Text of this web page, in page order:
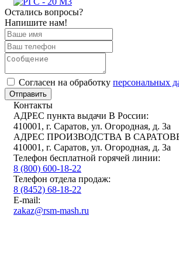
Остались вопросы?
Напишите нам!
Cогласен на обработку персональных
Отправить
Контакты
АДРЕС пункта выдачи В России:
410001, г. Саратов, ул. Огородная, д. 3а
АДРЕС ПРОИЗВОДСТВА В
410001, г. Саратов, ул. Огородная, д. 3а
Телефон бесплатной горячей линии:
8 (800) 600-18-22
Телефон отдела продаж:
8 (8452) 68-18-22
E-mail:
zakaz@rsm-mash.ru